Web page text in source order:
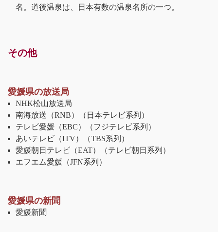
名。道後温泉は、日本有数の温泉名所の一つ。
その他
愛媛県の放送局
NHK松山放送局
南海放送（RNB）（日本テレビ系列）
テレビ愛媛（EBC）（フジテレビ系列）
あいテレビ（ITV）（TBS系列）
愛媛朝日テレビ（EAT）（テレビ朝日系列）
エフエム愛媛（JFN系列）
愛媛県の新聞
愛媛新聞